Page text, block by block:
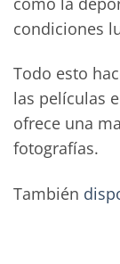
condiciones
Todo esto
las películas
ofrece una
fotografías.
También